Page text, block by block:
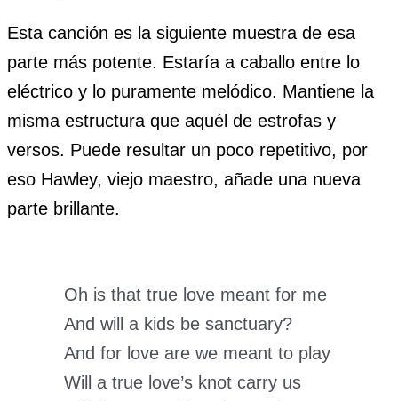
Esta canción es la siguiente muestra de esa
parte más potente. Estaría a caballo entre lo
eléctrico y lo puramente melódico. Mantiene la
misma estructura que aquél de estrofas y
versos. Puede resultar un poco repetitivo, por
eso Hawley, viejo maestro, añade una nueva
parte brillante.
Oh is that true love meant for me
And will a kids be sanctuary?
And for love are we meant to play
Will a true love’s knot carry us